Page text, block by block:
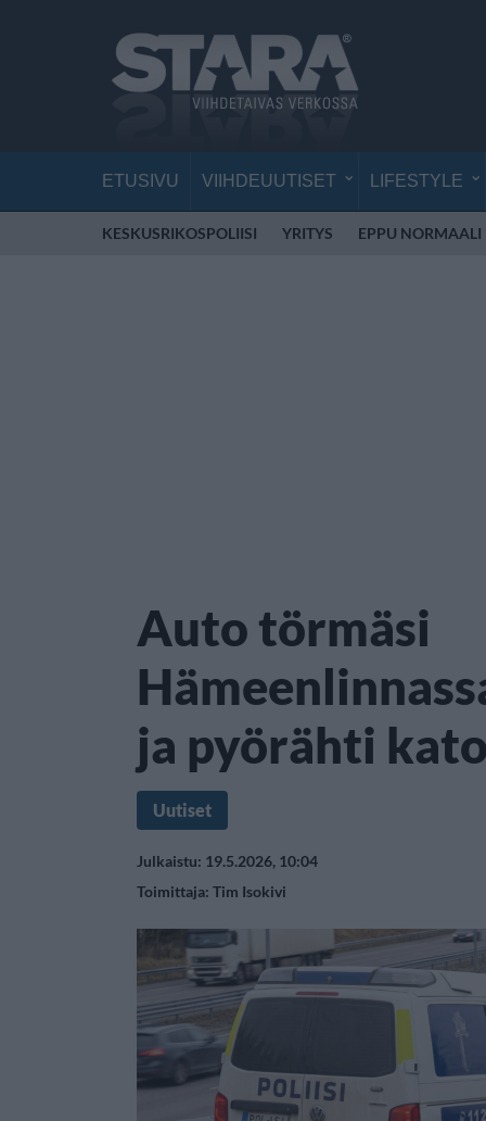
ETUSIVU VIIHDEUUTISET LIFESTYLE
KESKUSRIKOSPOLIISI YRITYS EPPU NORMAALI
Auto törmäsi
ja pyörähti
Uutiset
Julkaistu: 19.5.2026, 10:04
Toimittaja: Tim Isokivi